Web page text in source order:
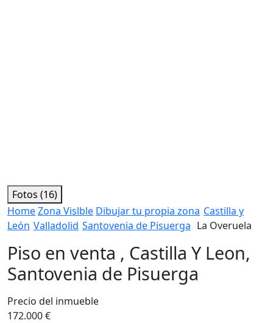
Fotos (16)
HomeZona Vislble Dibujar tu propia zona Castilla y
León Valladolid Santovenia de Pisuerga La Overuela
Piso en venta , Castilla Y Leon,
Santovenia de Pisuerga
Precio del inmueble
172.000 €